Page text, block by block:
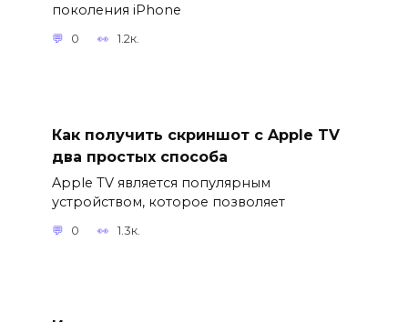
поколения iPhone
0 1.2к.
Как получить скриншот с Apple TV
два простых способа
Apple TV является популярным
устройством, которое позволяет
0 1.3к.